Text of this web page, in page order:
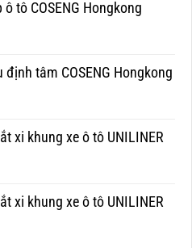
tô COSENG Hongkong
tâm COSENG Hongkong
xi khung xe ô tô UNILINER
xi khung xe ô tô UNILINER